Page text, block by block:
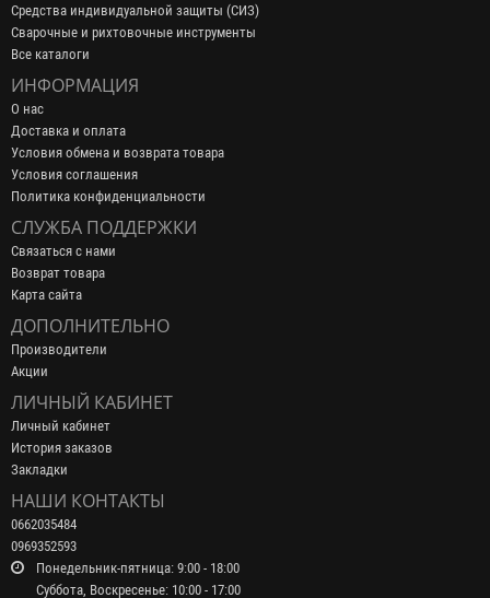
Средства индивидуальной защиты (СИЗ)
Сварочные и рихтовочные инструменты
Все каталоги
ИНФОРМАЦИЯ
О нас
Доставка и оплата
Условия обмена и возврата товара
Условия соглашения
Политика конфиденциальности
СЛУЖБА ПОДДЕРЖКИ
Связаться с нами
Возврат товара
Карта сайта
ДОПОЛНИТЕЛЬНО
Производители
Акции
ЛИЧНЫЙ КАБИНЕТ
Личный кабинет
История заказов
Закладки
НАШИ КОНТАКТЫ
0662035484
0969352593
Понедельник-пятница: 9:00 - 18:00
Суббота, Воскресенье: 10:00 - 17:00